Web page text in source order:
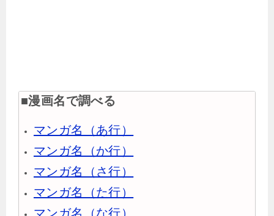
■漫画名で調べる
マンガ名（あ行）
マンガ名（か行）
マンガ名（さ行）
マンガ名（た行）
マンガ名（な行）